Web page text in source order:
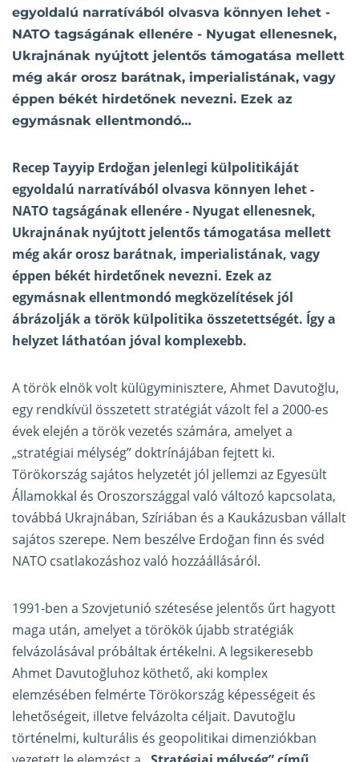
egyoldalú narratívából olvasva könnyen lehet -
NATO tagságának ellenére - Nyugat ellenesnek,
Ukrajnának nyújtott jelentős támogatása mellett
még akár orosz barátnak, imperialistának, vagy
éppen békét hirdetőnek nevezni. Ezek az
egymásnak ellentmondó…
Recep Tayyip Erdoğan jelenlegi külpolitikáját
egyoldalú narratívából olvasva könnyen lehet -
NATO tagságának ellenére - Nyugat ellenesnek,
Ukrajnának nyújtott jelentős támogatása mellett
még akár orosz barátnak, imperialistának, vagy
éppen békét hirdetőnek nevezni. Ezek az
egymásnak ellentmondó megközelítések jól
ábrázolják a török külpolitika összetettségét. Így a
helyzet láthatóan jóval komplexebb.
A török elnök volt külügyminisztere, Ahmet Davutoğlu,
egy rendkívül összetett stratégiát vázolt fel a 2000-es
évek elején a török vezetés számára, amelyet a
„stratégiai mélység” doktrínájában fejtett ki.
Törökország sajátos helyzetét jól jellemzi az Egyesült
Államokkal és Oroszországgal való változó kapcsolata,
továbbá Ukrajnában, Szíriában és a Kaukázusban vállalt
sajátos szerepe. Nem beszélve Erdoğan finn és svéd
NATO csatlakozáshoz való hozzáállásáról.
1991-ben a Szovjetunió szétesése jelentős űrt hagyott
maga után, amelyet a törökök újabb stratégiák
felvázolásával próbáltak értékelni. A legsikeresebb
Ahmet Davutoğluhoz köthető, aki komplex
elemzésében felmérte Törökország képességeit és
lehetőségeit, illetve felvázolta céljait. Davutoğlu
történelmi, kulturális és geopolitikai dimenziókban